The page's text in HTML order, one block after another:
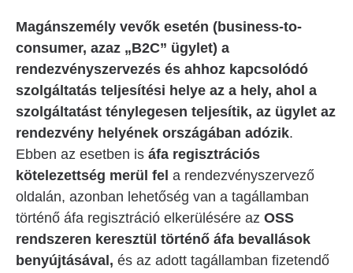
Magánszemély vevők esetén (business-to-
consumer, azaz „B2C” ügylet) a
rendezvényszervezés és ahhoz kapcsolódó
szolgáltatás teljesítési helye az a hely, ahol a
szolgáltatást ténylegesen teljesítik, az ügylet az
rendezvény helyének országában adózik.
Ebben az esetben is áfa regisztrációs
kötelezettség merül fel a rendezvényszervező
oldalán, azonban lehetőség van a tagállamban
történő áfa regisztráció elkerülésére az OSS
rendszeren keresztül történő áfa bevallások
benyújtásával, és az adott tagállamban fizetendő